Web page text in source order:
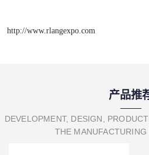
http://www.rlangexpo.com
产品推
DEVELOPMENT, DESIGN,
THE